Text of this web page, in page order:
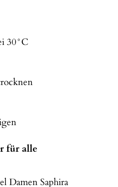
30°C
für alle
Damen Saphira